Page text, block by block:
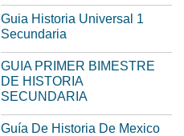
Guia Historia Universal 1
Secundaria
GUIA PRIMER BIMESTRE
DE HISTORIA
SECUNDARIA
Guía De Historia De Mexico